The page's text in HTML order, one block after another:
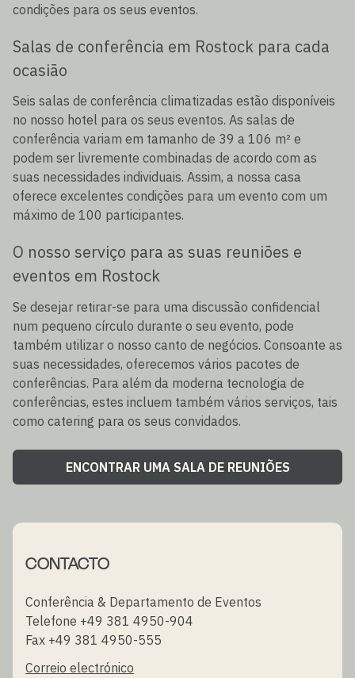
condições para os seus eventos.
Salas de conferência em Rostock para cada
ocasião
Seis salas de conferência climatizadas estão disponíveis
no nosso hotel para os seus eventos. As salas de
conferência variam em tamanho de 39 a 106 m² e
podem ser livremente combinadas de acordo com as
suas necessidades individuais. Assim, a nossa casa
oferece excelentes condições para um evento com um
máximo de 100 participantes.
O nosso serviço para as suas reuniões e
eventos em Rostock
Se desejar retirar-se para uma discussão confidencial
num pequeno círculo durante o seu evento, pode
também utilizar o nosso canto de negócios. Consoante as
suas necessidades, oferecemos vários pacotes de
conferências. Para além da moderna tecnologia de
conferências, estes incluem também vários serviços, tais
como catering para os seus convidados.
ENCONTRAR UMA SALA DE REUNIÕES
CONTACTO
Conferência & Departamento de Eventos
Telefone +49 381 4950-904
Fax +49 381 4950-555
Correio electrónico